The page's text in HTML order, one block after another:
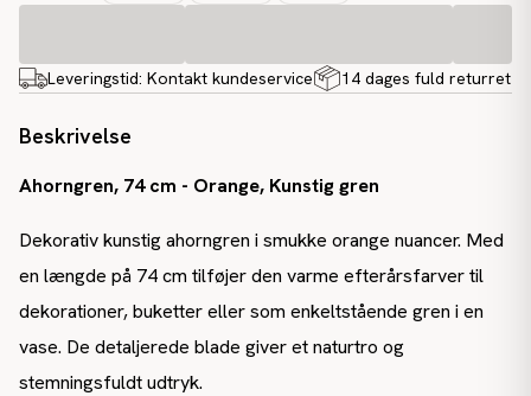
Leveringstid: Kontakt kundeservice 14 dages fuld returret
Beskrivelse
Ahorngren, 74 cm - Orange, Kunstig gren
Dekorativ kunstig ahorngren i smukke orange nuancer. Med
en længde på 74 cm tilføjer den varme efterårsfarver til
dekorationer, buketter eller som enkeltstående gren i en
vase. De detaljerede blade giver et naturtro og
stemningsfuldt udtryk.